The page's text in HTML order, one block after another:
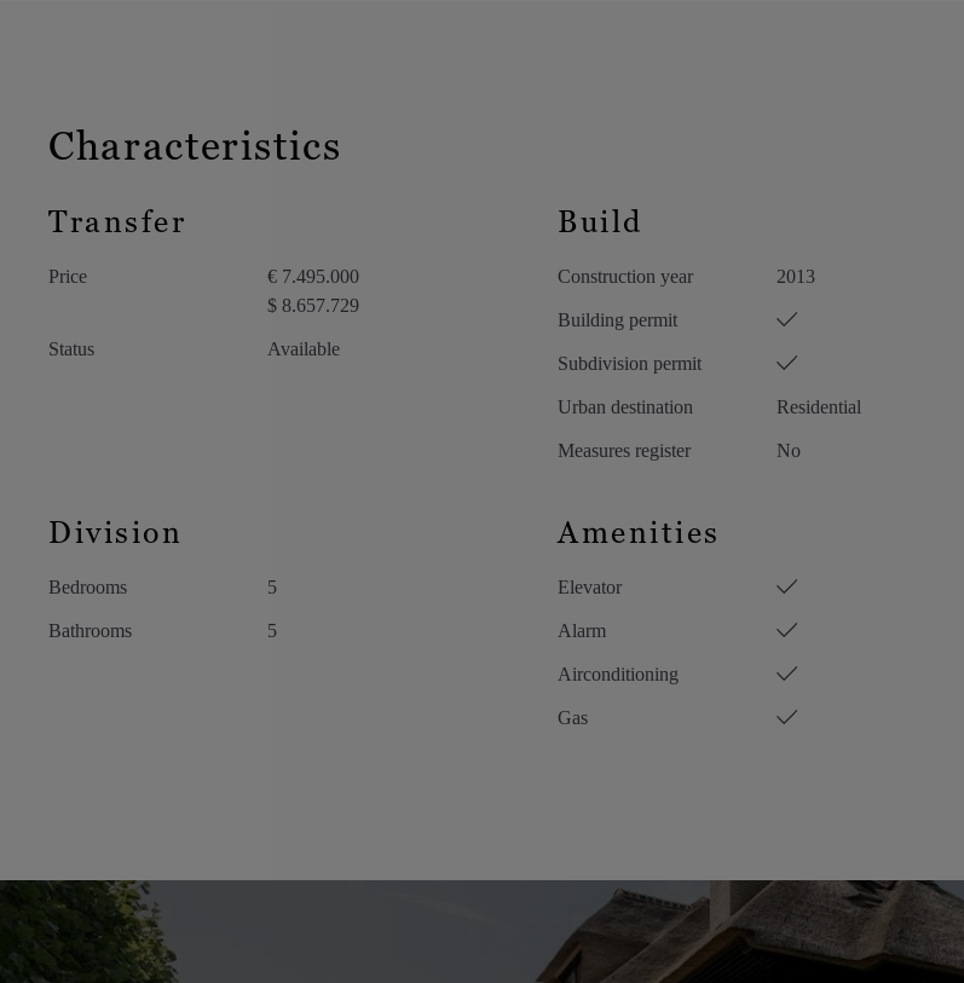
Characteristics
Transfer
Price
€ 7.495.000
$ 8.657.729
Status Available
Build
Construction year 2013
Building permit
Subdivision permit
Urban destination Residential
Measures register No
Division
Bedrooms 5
Bathrooms 5
Amenities
Elevator
Alarm
Airconditioning
Gas